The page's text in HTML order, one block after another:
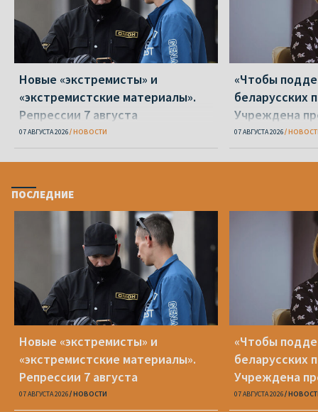
Новые «экстремисты» и
«экстремистские материалы».
Репрессии 7 августа
07 АВГУСТА 2026 НОВОСТИ
«Чтобы
беларусских
Учреждена
Вежновец
07 АВГУСТА 2026
ПОСЛЕДНИЕ
Новые «экстремисты» и
«экстремистские материалы».
Репрессии 7 августа
07 АВГУСТА 2026 НОВОСТИ
«Чтобы
беларусских
Учреждена
Вежновец
07 АВГУСТА 2026